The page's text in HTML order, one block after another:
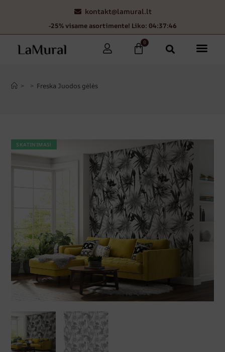
kontakt@lamural.lt
-25% visame asortimente! Liko: 04:37:45
0
> > Freska Juodos gėlės
SKATINIMAS!